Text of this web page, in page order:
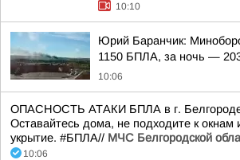
10:10
Юрий Баранчик:
1150 БПЛА, за ночь —
10:06
ОПАСНОСТЬ АТАКИ БПЛА в г.
Оставайтесь дома, не подходите к окнам
укрытие. #БПЛА// МЧС Белгородской
10:06